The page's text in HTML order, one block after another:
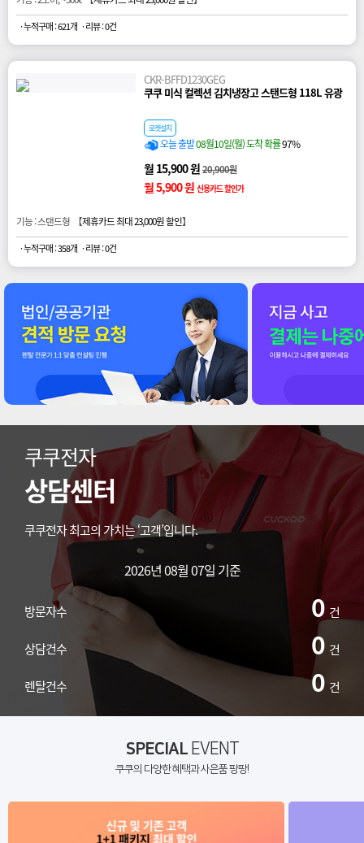
· 누적구매 : 621개 · 리뷰 : 0건
CKR-BFFD1230GEG
쿠쿠 미식 컬렉션 김치냉장고 스탠드형 118L 유광
로켓설치
오늘 출발08월10일(월) 도착 확률97%
월 15,900 원20,900원
월 5,900 원 신용카드 할인가
기능 : 스탠드형 【제휴카드 최대 23,000원 할인】
· 누적구매 : 358개 · 리뷰 : 0건
쿠쿠전자
상담센터
쿠쿠전자 최고의 가치는 ‘고객’입니다.
2026년 08월 07일 기준
방문자수 0 건
상담건수 0 건
렌탈건수 0 건
SPECIALEVENT
쿠쿠의 다양한 혜택과 사은품 팡팡!